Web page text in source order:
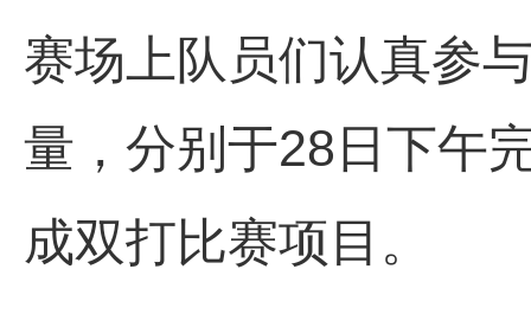
赛场上队员们认真参
量，分别于28 日下午
成双打比赛项目。